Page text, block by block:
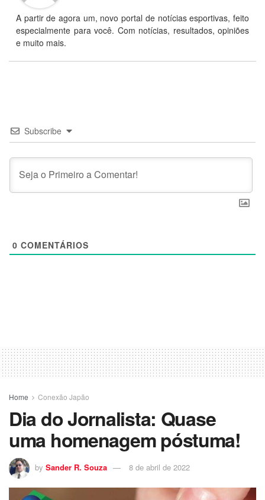
A partir de agora um, novo portal de notícias esportivas, feito
especialmente para você. Com notícias, resultados, opiniões
e muito mais.
Subscribe
0 COMENTÁRIOS
Home Conexão Japão
Dia do Jornalista: Quase
uma homenagem póstuma!
by Sander R. Souza 8 de abril de 2022